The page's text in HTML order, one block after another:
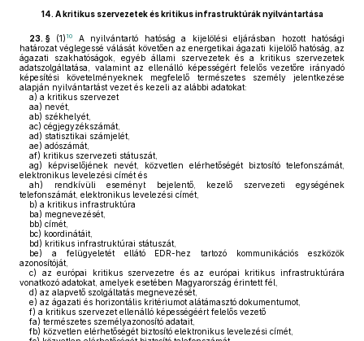
14. A kritikus szervezetek és kritikus infrastruktúrák nyilvántartása
23. § (1) 10
A nyilvántartó hatóság a kijelölési eljárásban hozott hatósági
határozat véglegessé válását követően az energetikai ágazati kijelölő hatóság, az
ágazati szakhatóságok, egyéb állami szervezetek és a kritikus szervezetek
adatszolgáltatása, valamint az ellenálló képességért felelős vezetőre irányadó
képesítési követelményeknek megfelelő természetes személy jelentkezése
alapján nyilvántartást vezet és kezeli az alábbi adatokat:
a) a kritikus szervezet
aa) nevét,
ab) székhelyét,
ac) cégjegyzékszámát,
ad) statisztikai számjelét,
ae) adószámát,
af) kritikus szervezeti státuszát,
ag) képviselőjének nevét, közvetlen elérhetőségét biztosító telefonszámát,
elektronikus levelezési címét és
ah) rendkívüli eseményt bejelentő, kezelő szervezeti egységének
telefonszámát, elektronikus levelezési címét,
b) a kritikus infrastruktúra
ba) megnevezését,
bb) címét,
bc) koordinátáit,
bd) kritikus infrastruktúrai státuszát,
be) a felügyeletét ellátó EDR-hez tartozó kommunikációs eszközök
azonosítóját,
c) az európai kritikus szervezetre és az európai kritikus infrastruktúrára
vonatkozó adatokat, amelyek esetében Magyarország érintett fél,
d) az alapvető szolgáltatás megnevezését,
e) az ágazati és horizontális kritériumot alátámasztó dokumentumot,
f) a kritikus szervezet ellenálló képességéért felelős vezető
fa) természetes személyazonosító adatait,
fb) közvetlen elérhetőségét biztosító elektronikus levelezési címét,